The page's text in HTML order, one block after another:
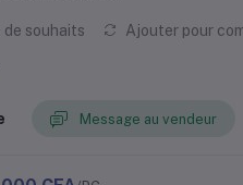
souhaits Ajouter pour
Message au vendeur